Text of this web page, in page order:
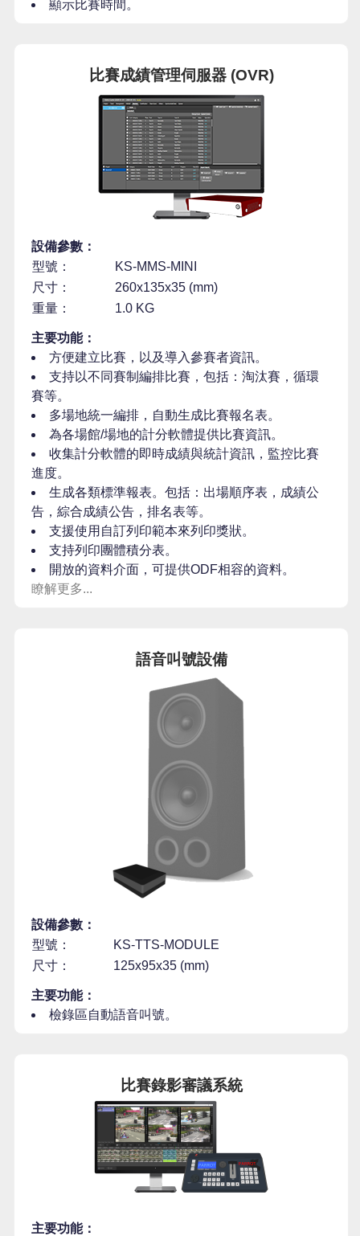
顯示比賽時間。
比賽成績管理伺服器 (OVR)
設備參數：
型號：
KS-MMS-MINI
尺寸：
260x135x35 (mm)
重量：
1.0 KG
主要功能：
方便建立比賽，以及導入參賽者資訊。
支持以不同賽制編排比賽，包括：淘汰賽，循環
賽等。
多場地統一編排，自動生成比賽報名表。
為各場館/場地的計分軟體提供比賽資訊。
收集計分軟體的即時成績與統計資訊，監控比賽
進度。
生成各類標準報表。包括：出場順序表，成績公
告，綜合成績公告，排名表等。
支援使用自訂列印範本來列印獎狀。
支持列印團體積分表。
開放的資料介面，可提供ODF相容的資料。
瞭解更多...
語音叫號設備
設備參數：
型號：
KS-TTS-MODULE
尺寸：
125x95x35 (mm)
主要功能：
檢錄區自動語音叫號。
比賽錄影審議系統
主要功能：